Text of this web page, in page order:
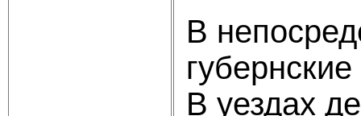
В
В уездах